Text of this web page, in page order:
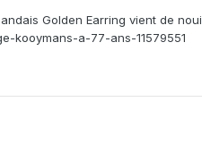
Golden Earring vient de
kooymans-a-77-ans-11579551